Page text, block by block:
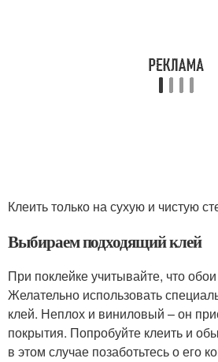
Клеить только на сухую и чистую
Выбираем подходящий клей
При поклейке учитывайте, что
Желательно использовать
клей. Неплох и виниловый – он
покрытия. Попробуйте клеить и
в этом случае позаботьтесь о его